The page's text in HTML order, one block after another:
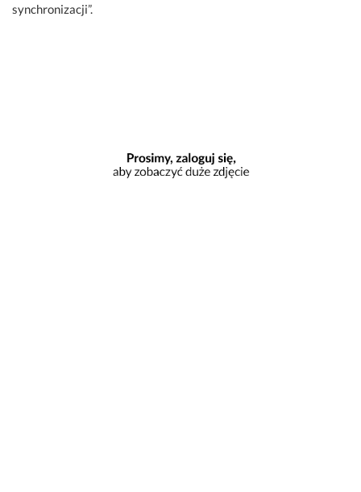
synchronizacji”.